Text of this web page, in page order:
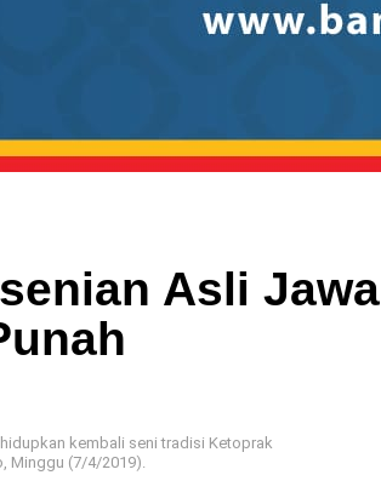
Asli Jawa
kembali seni tradisi Ketoprak
Minggu (7/4/2019).